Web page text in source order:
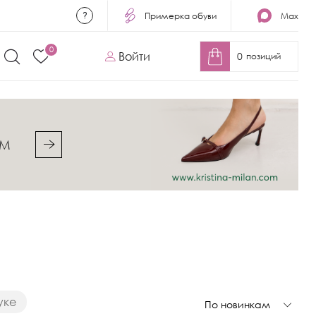
Примерка обуви Max
0
Войти 0 позиций
По новинкам